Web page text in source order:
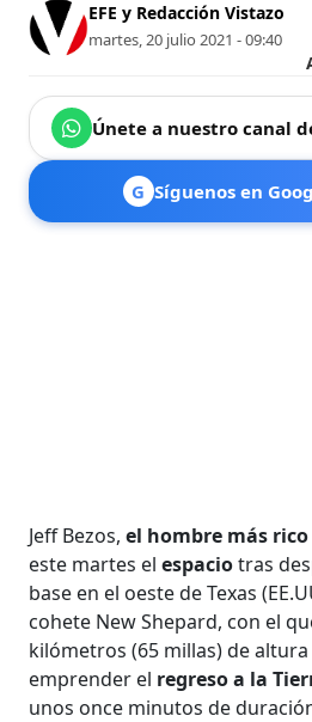
EFE y Redacción Vistazo
martes, 20 julio 2021 - 09:40
Únete a nuestro canal
G Síguenos en
Jeff Bezos, el hombre más
este martes elespaciotras
base en el oeste de Texas
cohete New Shepard, con el
kilómetros (65 millas) de
emprender el regreso a la
unos once minutos de